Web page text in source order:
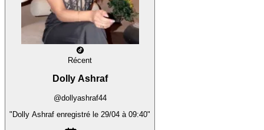
Récent
Dolly Ashraf
@dollyashraf44
"Dolly Ashraf enregistré le 29/04 à 09:40"